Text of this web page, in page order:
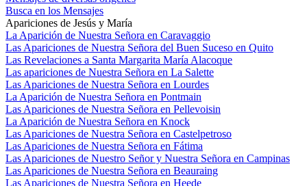
Busca en los Mensajes
Apariciones de Jesús y María
La Aparición de Nuestra Señora en Caravaggio
Las Apariciones de Nuestra Señora del Buen Suceso en Quito
Las Revelaciones a Santa Margarita María Alacoque
Las apariciones de Nuestra Señora en La Salette
Las Apariciones de Nuestra Señora en Lourdes
La Aparición de Nuestra Señora en Pontmain
Las Apariciones de Nuestra Señora en Pellevoisin
La Aparición de Nuestra Señora en Knock
Las Apariciones de Nuestra Señora en Castelpetroso
Las Apariciones de Nuestra Señora en Fátima
Las Apariciones de Nuestro Señor y Nuestra Señora en Campinas
Las Apariciones de Nuestra Señora en Beauraing
Las Apariciones de Nuestra Señora en Heede